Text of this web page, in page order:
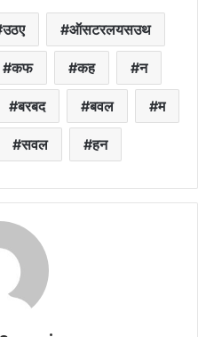
उठए ऑसटरलयसउथ
कफ कह न
बरबद बवल म
सवल हन